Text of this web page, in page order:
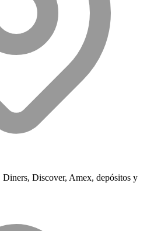
Discover, Amex, depósitos y